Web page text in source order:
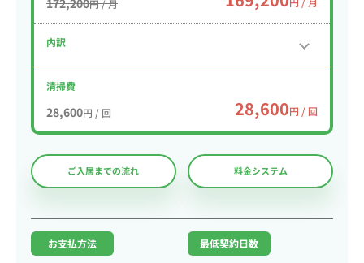
円 / 月
内訳
清掃費
28,600円 / 回 28,600円 / 回
ご入居までの流れ 料金システム
お支払方法 最低契約日数